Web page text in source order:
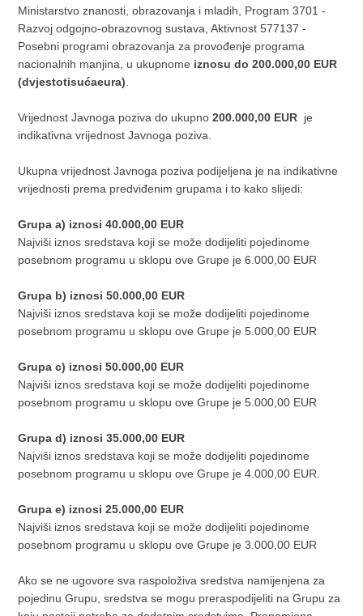
Ministarstvo znanosti, obrazovanja i mladih, Program 3701 -
Razvoj odgojno-obrazovnog sustava, Aktivnost 577137 -
Posebni programi obrazovanja za provođenje programa
nacionalnih manjina, u ukupnome iznosu do 200.000,00 EUR
(dvjestotisućaeura)
Vrijednost Javnoga poziva do ukupno200.000,00 EUR je
indikativna vrijednost Javnoga poziva.
Ukupna vrijednost Javnoga poziva podijeljena je na indikativne
vrijednosti prema predviđenim grupama i to kako slijedi:
Grupa a) iznosi 40.000,00 EUR
Najviši iznos sredstava koji se može dodijeliti pojedinome
posebnom programu u sklopu ove Grupe je 6.000,00 EUR
Grupa b) iznosi 50.000,00 EUR
Najviši iznos sredstava koji se može dodijeliti pojedinome
posebnom programu u sklopu ove Grupe je 5.000,00 EUR
Grupa c) iznosi 50.000,00 EUR
Najviši iznos sredstava koji se može dodijeliti pojedinome
posebnom programu u sklopu ove Grupe je 5.000,00 EUR
Grupa d) iznosi 35.000,00 EUR
Najviši iznos sredstava koji se može dodijeliti pojedinome
posebnom programu u sklopu ove Grupe je 4.000,00 EUR.
Grupa e) iznosi 25.000,00 EUR
Najviši iznos sredstava koji se može dodijeliti pojedinome
posebnom programu u sklopu ove Grupe je 3.000,00 EUR
Ako se ne ugovore sva raspoloživa sredstva namijenjena za
pojedinu Grupu, sredstva se mogu preraspodijeliti na Grupu za